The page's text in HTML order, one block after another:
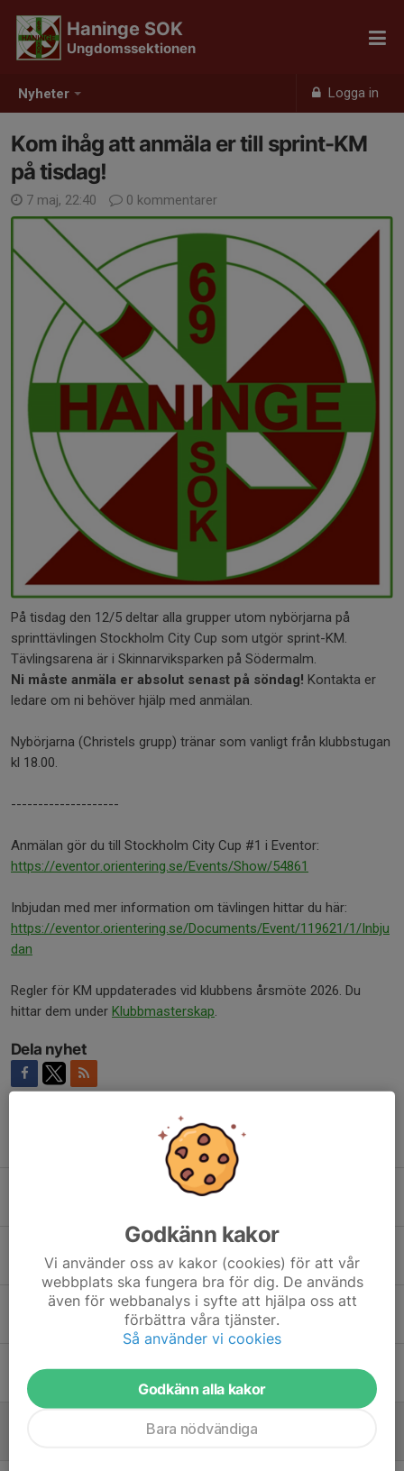
Nyheter Logga in
Haninge SOK
Ungdomssektionen
Kom ihåg att anmäla er till sprint-KM
på tisdag!
7 maj, 22:40 0 kommentarer
På tisdag den 12/5 deltar alla grupper utom nybörjarna på
sprinttävlingen Stockholm City Cup som utgör sprint-KM.
Tävlingsarena är i Skinnarviksparken på Södermalm.
Ni måste anmäla er absolut senast på söndag! Kontakta er
ledare om ni behöver hjälp med anmälan.
Nybörjarna (Christels grupp) tränar som vanligt från klubbstugan
kl 18.00.
--------------------
Anmälan gör du till Stockholm City Cup #1 i Eventor:
https://eventor.orientering.se/Events/Show/54861
Inbjudan med mer information om tävlingen hittar du här:
https://eventor.orientering.se/Documents/Event/119621/1/Inbju
dan
Regler för KM uppdaterades vid klubbens årsmöte 2026. Du
hittar dem under Klubbmasterskap.
Dela nyhet
2 jun, 15:43 0
Samåkning till torsdagsträning 28/5
26 maj, 21:27 0
11 maj, 19:12 0
Kom ihåg att anmäla er till sprint-KM på tisdag!
Godkänn kakor
Vi använder oss av kakor (cookies) för att vår
webbplats ska fungera bra för dig. De används
även för webbanalys i syfte att hjälpa oss att
förbättra våra tjänster.
Så använder vi cookies
Godkänn alla kakor
Bara nödvändiga